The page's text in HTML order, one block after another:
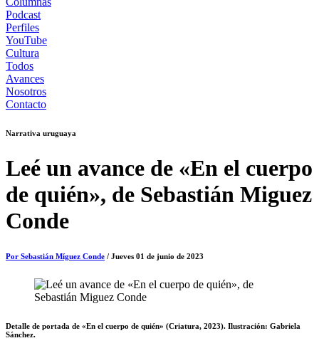
Podcast
Perfiles
YouTube
Cultura
Todos
Avances
Nosotros
Contacto
Narrativa uruguaya
Leé un avance de «En el cuerpo
de quién», de Sebastián Miguez
Conde
Por Sebastián Míguez Conde / Jueves 01 de junio de 2023
Detalle de portada de «En el cuerpo de quién» (Criatura, 2023). Ilustración: Gabriela
Sánchez.